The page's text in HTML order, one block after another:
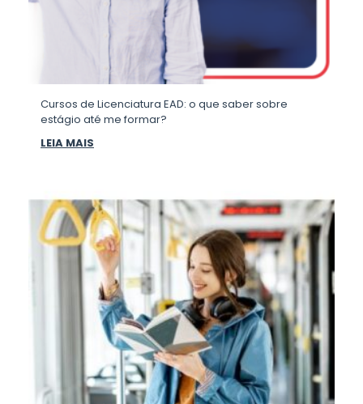
Cursos de Licenciatura EAD: o que saber sobre
estágio até me formar?
LEIA MAIS